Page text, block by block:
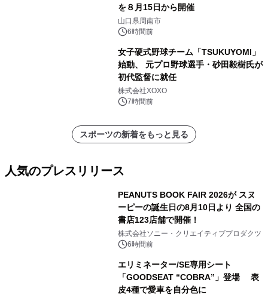
を８月15日から開催
山口県周南市
6時間前
女子硬式野球チーム「TSUKUYOMI」
始動、 元プロ野球選手・砂田毅樹氏が
初代監督に就任
株式会社XOXO
7時間前
スポーツの新着をもっと見る
人気のプレスリリース
PEANUTS BOOK FAIR 2026が スヌ
ーピーの誕生日の8月10日より 全国の
書店123店舗で開催！
株式会社ソニー・クリエイティブプロダクツ
6時間前
エリミネーター/SE専用シート
「GOODSEAT “COBRA”」登場 表
皮4種で愛車を自分色に